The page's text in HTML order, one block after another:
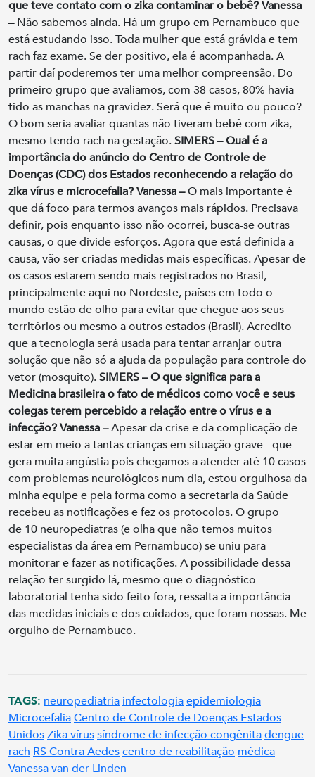
que teve contato com o zika contaminar o bebê?Vanessa
–Não sabemos ainda. Há um grupo em Pernambuco que
está estudando isso. Toda mulher que está grávida e tem
rach faz exame. Se der positivo, ela é acompanhada. A
partir daí poderemos ter uma melhor compreensão. Do
primeiro grupo que avaliamos, com 38 casos, 80% havia
tido as manchas na gravidez. Será que é muito ou pouco?
O bom seria avaliar quantas não tiveram bebê com zika,
mesmo tendo rach na gestação.SIMERS –Qual é a
importância do anúncio do Centro de Controle de
Doenças (CDC) dos Estados reconhecendo a relação do
zika vírus e microcefalia?Vanessa –O mais importante é
que dá foco para termos avanços mais rápidos. Precisava
definir, pois enquanto isso não ocorrei, busca-se outras
causas, o que divide esforços. Agora que está definida a
causa, vão ser criadas medidas mais específicas. Apesar de
os casos estarem sendo mais registrados no Brasil,
principalmente aqui no Nordeste, países em todo o
mundo estão de olho para evitar que chegue aos seus
territórios ou mesmo a outros estados (Brasil). Acredito
que a tecnologia será usada para tentar arranjar outra
solução que não só a ajuda da população para controle do
vetor (mosquito).SIMERS – O que significa para a
Medicina brasileira o fato de médicos como você e seus
colegas terem percebido a relação entre o vírus e a
infecção?Vanessa –Apesar da crise e da complicação de
estar em meio a tantas crianças em situação grave - que
gera muita angústia pois chegamos a atender até 10 casos
com problemas neurológicos num dia, estou orgulhosa da
minha equipe e pela forma como a secretaria da Saúde
recebeu as notificações e fez os protocolos. O grupo
de 10 neuropediatras (e olha que não temos muitos
especialistas da área em Pernambuco) se uniu para
monitorar e fazer as notificações. A possibilidade dessa
relação ter surgido lá, mesmo que o diagnóstico
laboratorial tenha sido feito fora, ressalta a importância
das medidas iniciais e dos cuidados, que foram nossas. Me
orgulho de Pernambuco.
TAGS: neuropediatria infectologiaepidemiologia
MicrocefaliaCentro de Controle de Doenças Estados
UnidosZika vírussíndrome de infecção congênitadengue
rach RS Contra Aedescentro de reabilitação médica
Vanessa van der Linden